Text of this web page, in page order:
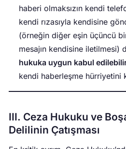
haberi olmaksızın kendi
kendi rızasıyla kendisine
(örneğin diğer eşin üçüncü
mesajın kendisine iletilmesi)
hukuka uygun kabul
kendi haberleşme hürriyetini
III. Ceza Hukuku ve
Delilinin Çatışması